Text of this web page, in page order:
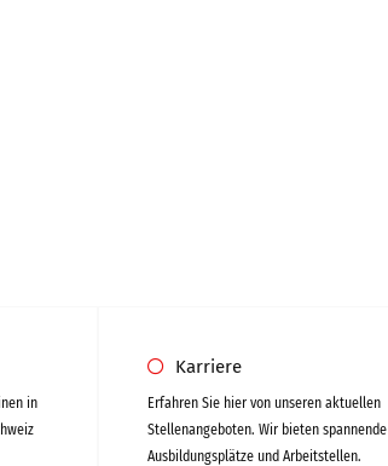
in
Karriere
Erfahren Sie hier von unseren aktuellen
Stellenangeboten. Wir bieten spannende
Ausbildungsplätze und Arbeitstellen.